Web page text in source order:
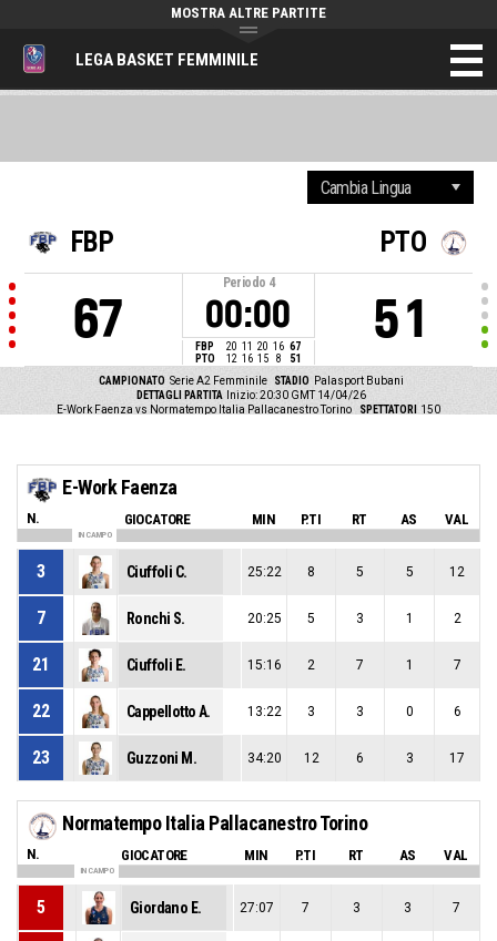
LEGA BASKET FEMMINILE
MOSTRA ALTRE PARTITE
FBP
67
Periodo 4
00:00
FBP 20 11 20 16 67
PTO
12 16 15 8 51
PTO
51
CAMPIONATO Serie A2 Femminile STADIO Palasport Bubani
DETTAGLI PARTITA
Inizio: 20:30 GMT 14/04/26
E-Work Faenza vs Normatempo Italia Pallacanestro Torino
SPETTATORI 150
E-Work Faenza
N. GIOCATORE MIN P.TI RT AS VAL
IN CAMPO
3 Ciuffoli C. 25:22 8 5 5 12
7 Ronchi S. 20:25 5 3 1 2
21 Ciuffoli E. 15:16 2 7 1 7
22 Cappellotto A. 13:22 3 3 0 6
23 Guzzoni M. 34:20 12 6 3 17
Normatempo Italia Pallacanestro Torino
N. GIOCATORE MIN P.TI RT AS VAL
IN CAMPO
5 Giordano E. 27:07 7 3 3 7